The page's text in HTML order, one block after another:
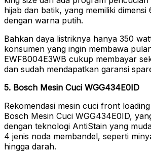
hijab dan batik, yang memiliki
dengan warna putih.
Bahkan daya listriknya hanya 350
konsumen yang ingin membawa
EWF8004E3WB cukup membayar
dan sudah mendapatkan garansi
5. Bosch Mesin Cuci WGG434E0ID
Rekomendasi mesin cuci front
Bosch Mesin Cuci WGG434E0ID,
dengan teknologi AntiStain yang
4 jenis noda membandel, seperti
hingga darah.